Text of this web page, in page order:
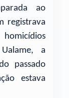
ao
registrava
a
passado
estava